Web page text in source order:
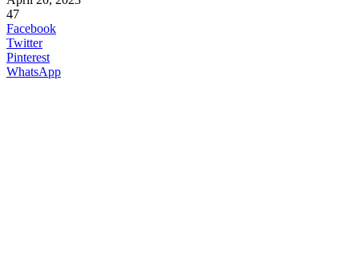
47
Facebook
Twitter
Pinterest
WhatsApp